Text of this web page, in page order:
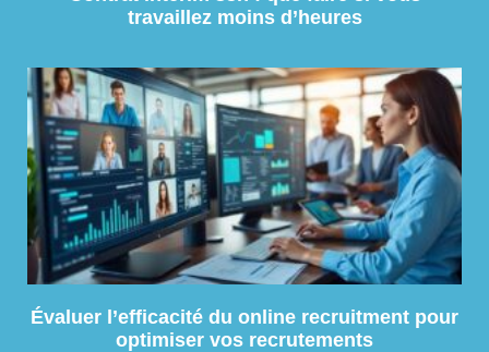
travaillez moins d’heures
Évaluer l’efficacité du online recruitment pour
optimiser vos recrutements